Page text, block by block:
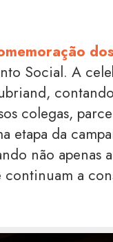
Social. A
colegas,
etapa da
não apenas
continuam a